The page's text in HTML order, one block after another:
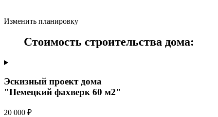
Изменить планировку
Стоимость строительства дома:
Эскизный проект дома
"Немецкий фахверк 60 м2"
20 000 ₽